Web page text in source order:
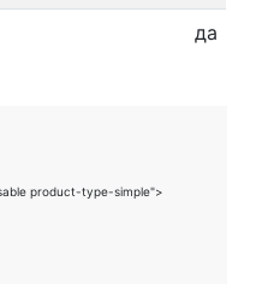
да
product-type-simple">